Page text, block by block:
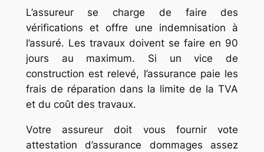
L’assureur se charge de faire des
vérifications et offre une indemnisation à
l’assuré. Les travaux doivent se faire en 90
jours au maximum. Si un vice de
construction est relevé, l’assurance paie les
frais de réparation dans la limite de la TVA
et du coût des travaux.
Votre assureur doit vous fournir vote
attestation d’assurance dommages assez